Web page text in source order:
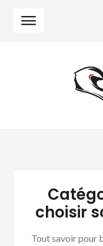
choisir
Tout savoir pour